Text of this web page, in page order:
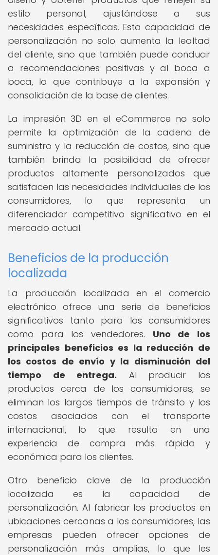
estilo personal, ajustándose a sus
necesidades específicas. Esta capacidad de
personalización no solo aumenta la lealtad
del cliente, sino que también puede conducir
a recomendaciones positivas y al boca a
boca, lo que contribuye a la expansión y
consolidación de la base de clientes.
La impresión 3D en el eCommerce no solo
permite la optimización de la cadena de
suministro y la reducción de costos, sino que
también brinda la posibilidad de ofrecer
productos altamente personalizados que
satisfacen las necesidades individuales de los
consumidores, lo que representa un
diferenciador competitivo significativo en el
mercado actual.
Beneficios de la producción
localizada
La producción localizada en el comercio
electrónico ofrece una serie de beneficios
significativos tanto para los consumidores
como para los vendedores. Uno de los
principales beneficios es la reducción de
los costos de envío y la disminución del
tiempo de entrega. Al producir los
productos cerca de los consumidores, se
eliminan los largos tiempos de tránsito y los
costos asociados con el transporte
internacional, lo que resulta en una
experiencia de compra más rápida y
económica para los clientes.
Otro beneficio clave de la producción
localizada es la capacidad de
personalización. Al fabricar los productos en
ubicaciones cercanas a los consumidores, las
empresas pueden ofrecer opciones de
personalización más amplias, lo que les